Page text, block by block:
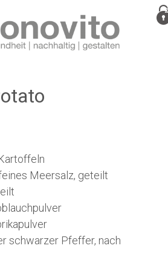
Meersalz, geteilt
schwarzer Pfeffer, nach